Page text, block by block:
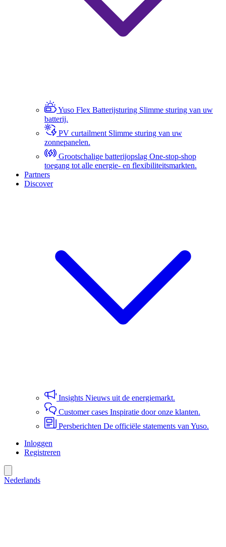
Yuso Flex Batterijsturing Slimme sturing van uw
batterij.
PV curtailment Slimme sturing van uw
zonnepanelen.
Grootschalige batterijopslag One-stop-shop
toegang tot alle energie- en flexibiliteitsmarkten.
Partners
Discover
Insights Nieuws uit de energiemarkt.
Customer cases Inspiratie door onze klanten.
Persberichten De officiële statements van Yuso.
Inloggen
Registreren
Nederlands